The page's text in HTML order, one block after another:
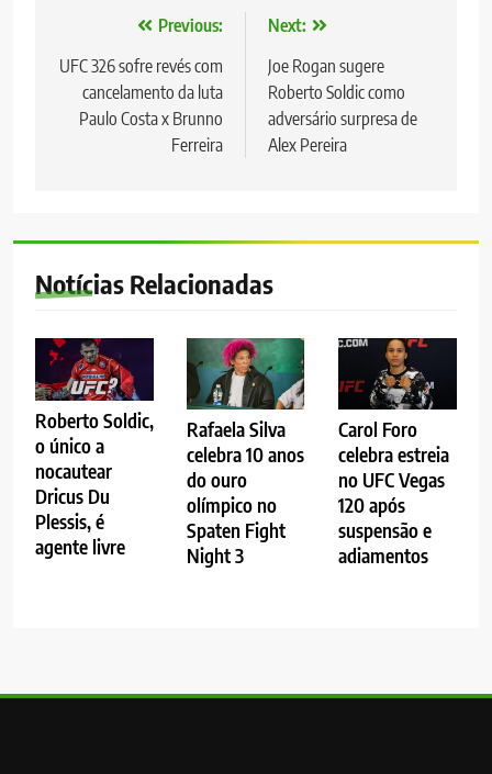
Navegação
de
Post
Previous:
UFC 326 sofre revés com
cancelamento da luta
Paulo Costa x Brunno
Ferreira
Next:
Joe Rogan sugere
Roberto Soldic como
adversário surpresa de
Alex Pereira
Notícias Relacionadas
Roberto Soldic,
o único a
nocautear
Dricus Du
Plessis, é
agente livre
Rafaela Silva
celebra 10 anos
do ouro
olímpico no
Spaten Fight
Night 3
Carol Foro
celebra estreia
no UFC Vegas
120 após
suspensão e
adiamentos